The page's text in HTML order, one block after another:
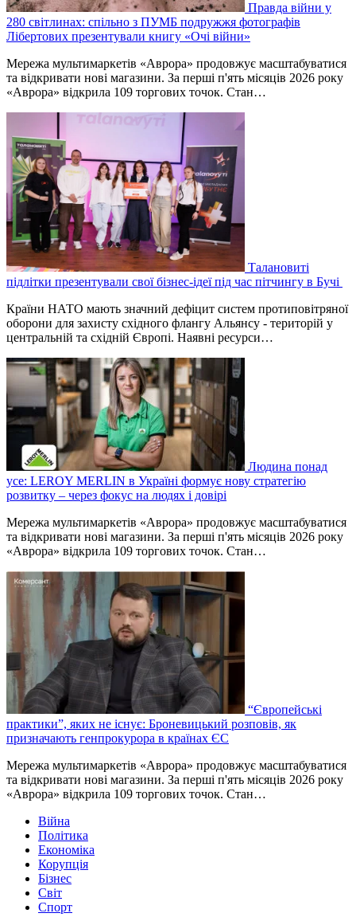
Правда війни у
280 світлинах: спільно з ПУМБ подружжя фотографів
Лібертових презентували книгу «Очі війни»
Мережа мультимаркетів «Аврора» продовжує масштабуватися
та відкривати нові магазини. За перші п'ять місяців 2026 року
«Аврора» відкрила 109 торгових точок. Стан…
Талановиті
підлітки презентували свої бізнес-ідеї під час пітчингу в Бучі
Країни НАТО мають значний дефіцит систем протиповітряної
оборони для захисту східного флангу Альянсу - територій у
центральній та східній Європі. Наявні ресурси…
Людина понад
усе: LEROY MERLIN в Україні формує нову стратегію
розвитку – через фокус на людях і довірі
Мережа мультимаркетів «Аврора» продовжує масштабуватися
та відкривати нові магазини. За перші п'ять місяців 2026 року
«Аврора» відкрила 109 торгових точок. Стан…
“Європейські
практики”, яких не існує: Броневицький розповів, як
призначають генпрокурора в країнах ЄС
Мережа мультимаркетів «Аврора» продовжує масштабуватися
та відкривати нові магазини. За перші п'ять місяців 2026 року
«Аврора» відкрила 109 торгових точок. Стан…
Війна
Політика
Економіка
Корупція
Бізнес
Світ
Спорт